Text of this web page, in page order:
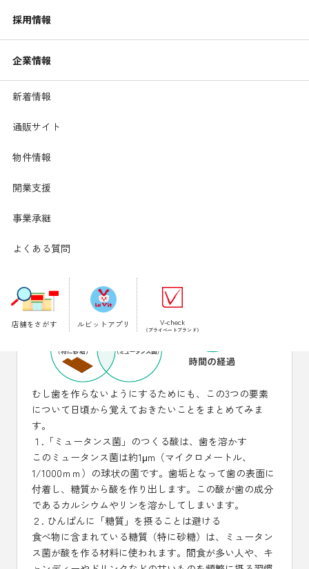
採用情報
企業情報
新着情報
通販サイト
物件情報
開業支援
事業承継
よくある質問
店舗をさがす ルビットアプリ V-check
（プライベートブランド）
むし歯の原因には「細菌（ミュータンス菌）」「歯の
素が重なると、時間の経過とともにむし歯が発生しま
むし歯を作らないようにするためにも、この3つの要素
について日頃から覚えておきたいことをまとめてみま
す。
１.「ミュータンス菌」のつくる酸は、歯を溶かす
このミュータンス菌は約1μm（マイクロメートル、
1/1000ｍｍ）の球状の菌です。歯垢となって歯の表面に
付着し、糖質から酸を作り出します。この酸が歯の成分
であるカルシウムやリンを溶かしてしまいます。
２. ひんぱんに「糖質」を摂ることは避ける
食べ物に含まれている糖質（特に砂糖）は、ミュータン
ス菌が酸を作る材料に使われます。間食が多い人や、キ